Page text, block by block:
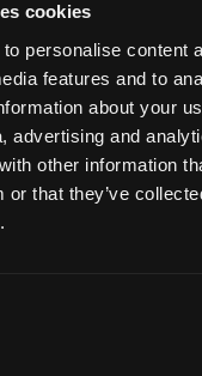
cookies
personalise content
features and to
about your
advertising and
other information
or that they’ve